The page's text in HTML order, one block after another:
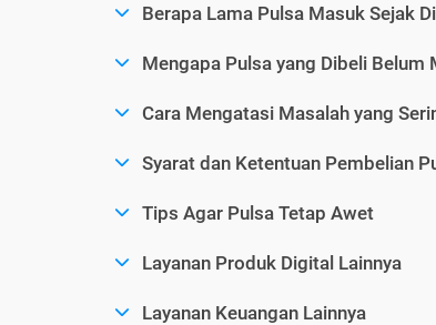
Berapa Lama Pulsa Masuk Sejak
Mengapa Pulsa yang Dibeli Belum
Cara Mengatasi Masalah yang
Syarat dan Ketentuan Pembelian
Tips Agar Pulsa Tetap Awet
Layanan Produk Digital Lainnya
Layanan Keuangan Lainnya